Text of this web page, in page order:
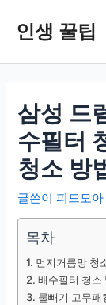
로
인생 꿀팁
삼성 드
수필터
청소 방
글쓴이 피드모
목차
먼지거름망 청
배수필터 청소
물빼기 고무패